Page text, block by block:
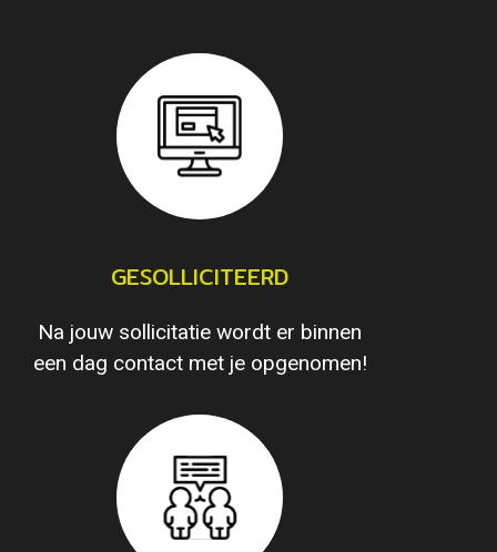
GESOLLICITEERD
Na jouw sollicitatie wordt er binnen
een dag contact met je opgenomen!